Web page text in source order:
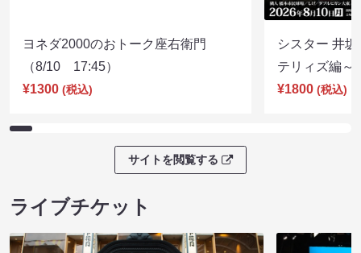
ヨネダ2000のおトーク座右衛門
（8/10 17:45）
¥1300 (税込)
シスター 井
テリィズ編
¥1800 (税込)
サイトを閲覧する
ライブチケット